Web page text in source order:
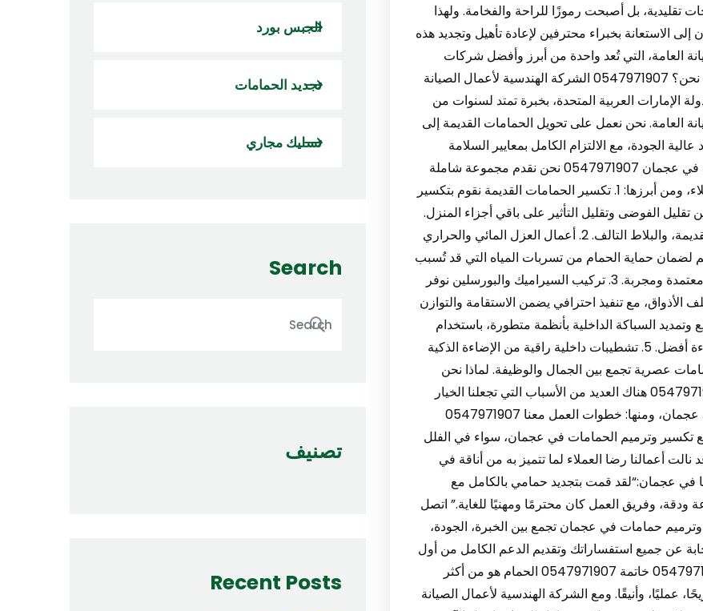
تقليدية، بل أصبحت رموزًا للراحة والفخامة. ولهذا
الاستعانة بخبراء محترفين لإعادة تأهيل وتجديد هذه
العامة، التي تُعد واحدة من أبرز وأفضل شركات
تكسير وترميم حمامات في عجمان 0547971907. من نحن؟ 0547971907 الشركة الهندسية لأعمال الصيانة
الإمارات العربية المتحدة، بخبرة تمتد لسنوات من
العامة. نحن نعمل على تحويل الحمامات القديمة إلى
الجودة، مع الالتزام الكامل بمعايير السلامة
والدقة في التنفيذ. خدماتنا في تكسير وترميم الحمامات في عجمان 0547971907 نحن نقدم مجموعة شاملة
من الخدمات المتخصصة التي تلبي جميع احتياجات العملاء، ومن أبرزها: 1. تكسير الحمامات القديمة نقوم بتكسير
الفوضى وتقليل التأثير على باقي أجزاء المنزل.
تشمل هذه الخدمة إزالة الأرضيات، الجدران، السباكة القديمة، والبلاط التالف. 2. أعمال العزل المائي والحراري
لضمان حماية الحمام من تسربات المياه التي قد تُسبب
أضرارًا جسيمة على المدى الطويل. نستخدم مواد عزل معتمدة ومجربة. 3. تركيب السيراميك والبورسلين نوفر
مع تنفيذ احترافي يضمن الاستقامة والتوازن
توزيع وتمديد السباكة الداخلية بأنظمة متطورة، باستخدام
مواسير مقاومة للصدأ والتلف، لضمان عمر أطول وكفاءة أفضل. 5. تشطيبات داخلية راقية من الإضاءة الذكية
عصرية تجمع بين الجمال والوظيفة. لماذا نحن
أفضل شركة تكسير وترميم حمامات في عجمان؟ 0547971907 هناك العديد من الأسباب التي تجعلنا الخيار
الأول عند البحث عن شركة تكسير وترميم حمامات في عجمان، ومنها: خطوات العمل معنا 0547971907
تكسير وترميم الحمامات في عجمان، سواء في الفلل
أعمالنا رضا العملاء لما تتميز به من أناقة في
في عجمان:“لقد قمت بتجديد حمامي بالكامل مع
ودقة، وفريق العمل كان محترمًا ومهنيًا للغاية.” اتصل
تكسير وترميم حمامات في عجمان تجمع بين الخبرة، الجودة،
عن جميع استفساراتك وتقديم الدعم الكامل من أول
خطوة حتى تسليم المشروع بنجاح. 📞 رقم الهاتف:0547971907 خاتمة 0547971907 الحمام هو من أكثر
عمليًا، وأنيقًا. ومع الشركة الهندسية لأعمال الصيانة
الجبس بورد
تجديد الحمامات
تسليك مجاري
Search
تصنيف
Recent Posts